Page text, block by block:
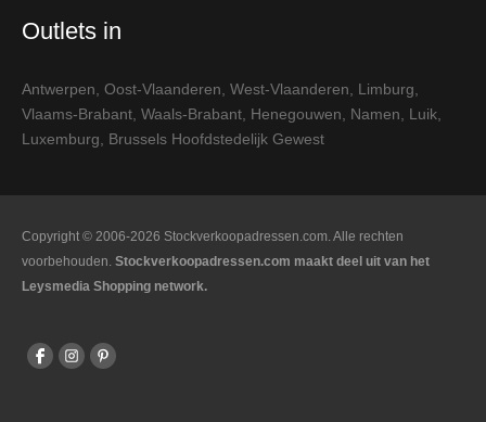
Outlets in
Antwerpen Oost-Vlaanderen West-Vlaanderen Limburg
Vlaams-Brabant Waals-Brabant Henegouwen Namen Luik
Luxemburg
Brussels Hoofdstedelijk Gewest
Copyright © 2006-2026 Stockverkoopadressen.com. Alle rechten
voorbehouden. Stockverkoopadressen.com maakt deel uit van het
Leysmedia Shopping network.